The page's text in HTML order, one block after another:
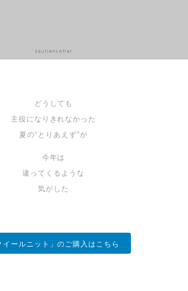
どうしても
主役になりきれなかった
夏の“とりあえず”が
今年は
違ってくるような
気がした
イールニット」のご購入はこちら